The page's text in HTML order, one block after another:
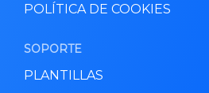
POLÍTICA DE COOKIES
SOPORTE
PLANTILLAS